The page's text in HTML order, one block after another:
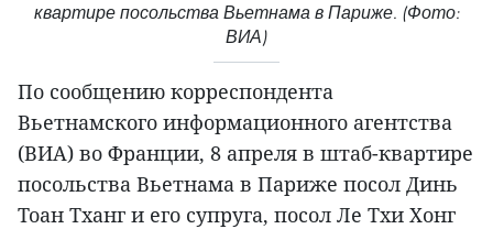
квартире посольства Вьетнама в Париже. (Фото:
ВИА)
По сообщению корреспондента
Вьетнамского информационного агентства
(ВИА) во Франции, 8 апреля в штаб-квартире
посольства Вьетнама в Париже посол Динь
Тоан Тханг и его супруга, посол Ле Тхи Хонг